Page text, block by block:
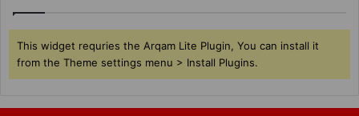
This widget requries the Arqam Lite Plugin, You can install it
from the Theme settings menu > Install Plugins.